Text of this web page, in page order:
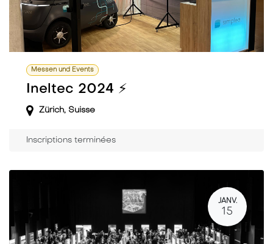
Messen und Events
Ineltec 2024 ⚡️
Zürich, Suisse
Inscriptions terminées
JANV.
15